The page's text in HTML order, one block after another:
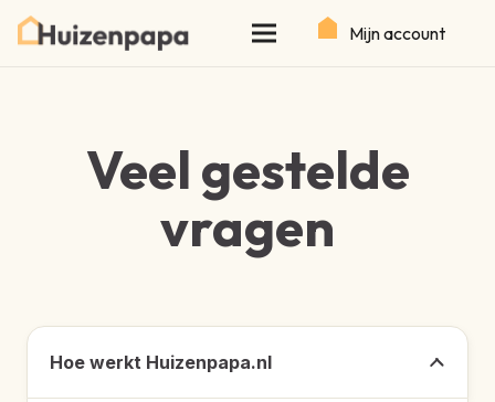
Mijn account
Veel gestelde
vragen
Hoe werkt Huizenpapa.nl